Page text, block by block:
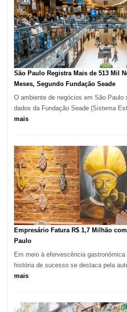
São Paulo Registra Mais de 513 Mil
Meses, Segundo Fundação Seade
O ambiente de negócios em São Paulo
dados da Fundação Seade (Sistema
mais:
Registra
Mais
de
513
Mil
Novas
Empresas
em
Segundo
Fundação
Seade
Empresário Fatura R$ 1,7 Milhão
Paulo
Em meio à efervescência
história de sucesso se destaca pela
mais:
R$